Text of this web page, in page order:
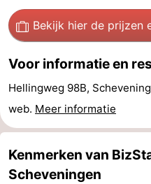
Duinrell
-
Kijkduin
Last
minutes
Strand
Zien
&
Bezienswaardigheden
Bekijk hier de prijzen
Voor informatie en
Hellingweg 98B,
web. Meer informatie
Kenmerken van
Scheveningen